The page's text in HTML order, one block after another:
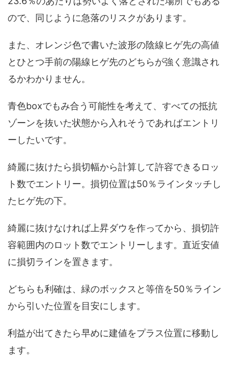
ので、同じように急落のリスクがあります。
また、オレンジ色で書いた波形の陰線ヒゲ先の高値
とひとつ手前の陽線ヒゲ先のどちらが強く意識され
るかわかりません。
青色boxでもみ合う可能性を考えて、すべての抵抗
ゾーンを抜いた状態から入れそうであればエントリ
ーしたいです。
綺麗に抜けたら損切幅から計算して許容できるロッ
ト数でエントリー。損切位置は50％ラインタッチし
たヒゲ先の下。
綺麗に抜けなければ上昇ダウを作ってから、損切許
容範囲内のロット数でエントリーします。直近安値
に損切ラインを置きます。
どちらも利確は、緑のボックスと等倍を50％ライン
から引いた位置を目安にします。
利益が出てきたら早めに建値をプラス位置に移動し
ます。